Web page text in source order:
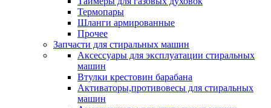
Термопары
Шланги армированные
Прочее
Запчасти для стиральных машин
Аксессуары для эксплуатации стиральных
машин
Втулки крестовин барабана
Активаторы,противовесы для стиральных
машин